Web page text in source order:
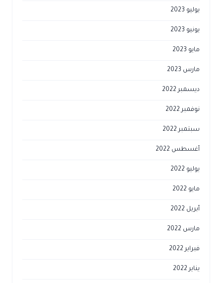
يوليو 2023
يونيو 2023
مايو 2023
مارس 2023
ديسمبر 2022
نوفمبر 2022
سبتمبر 2022
أغسطس 2022
يوليو 2022
مايو 2022
أبريل 2022
مارس 2022
فبراير 2022
يناير 2022